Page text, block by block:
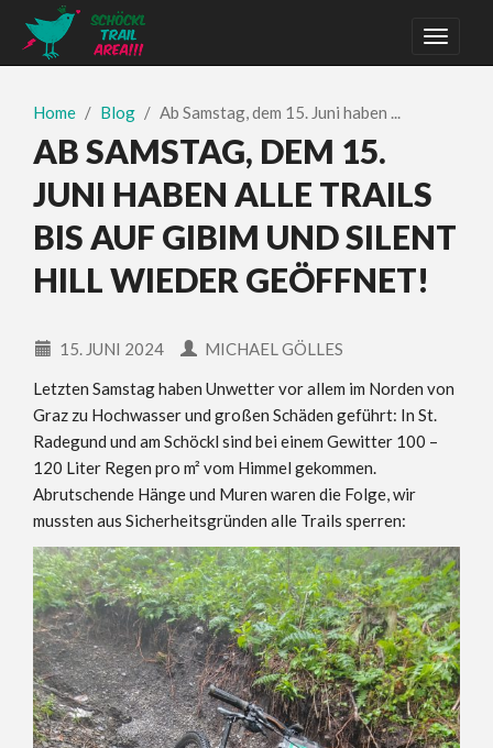
Home Blog Ab Samstag, dem 15. Juni haben ...
AB SAMSTAG, DEM 15.
JUNI HABEN ALLE TRAILS
BIS AUF GIBIM UND SILENT
HILL WIEDER GEÖFFNET!
15. JUNI 2024
MICHAEL GÖLLES
Letzten Samstag haben Unwetter vor allem im Norden von
Graz zu Hochwasser und großen Schäden geführt: In St.
Radegund und am Schöckl sind bei einem Gewitter 100 –
120 Liter Regen pro m² vom Himmel gekommen.
Abrutschende Hänge und Muren waren die Folge, wir
mussten aus Sicherheitsgründen alle Trails sperren: